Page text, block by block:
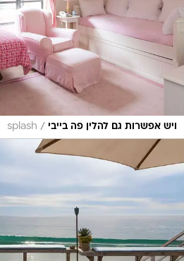
ויש אפשרות גם להלין פה בייבי /
splash